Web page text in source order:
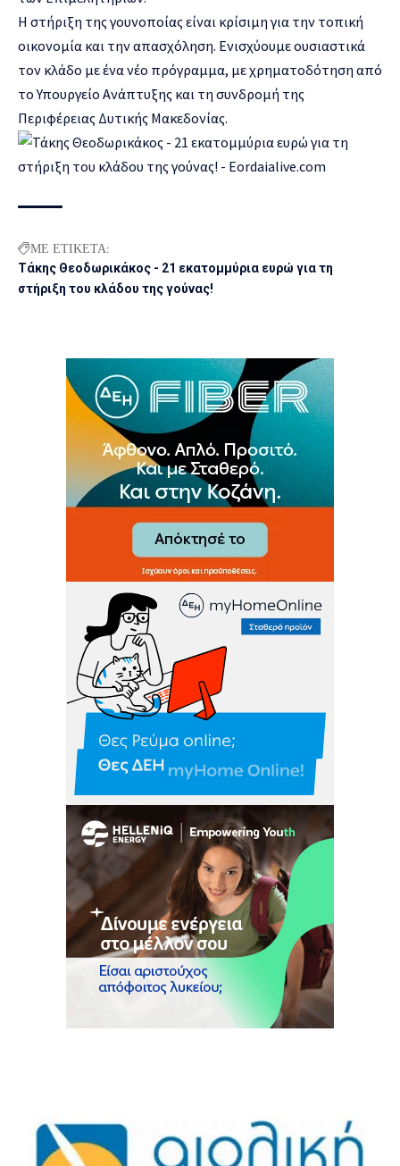
Η στήριξη της γουνοποίας είναι κρίσιμη για την τοπική
οικονομία και την απασχόληση. Ενισχύουμε ουσιαστικά
τον κλάδο με ένα νέο πρόγραμμα, με χρηματοδότηση από
το Υπουργείο Ανάπτυξης και τη συνδρομή της
Περιφέρειας Δυτικής Μακεδονίας.
ΜΕ ΕΤΙΚΕΤΑ:
Τάκης Θεοδωρικάκος - 21 εκατομμύρια ευρώ για τη
στήριξη του κλάδου της γούνας!